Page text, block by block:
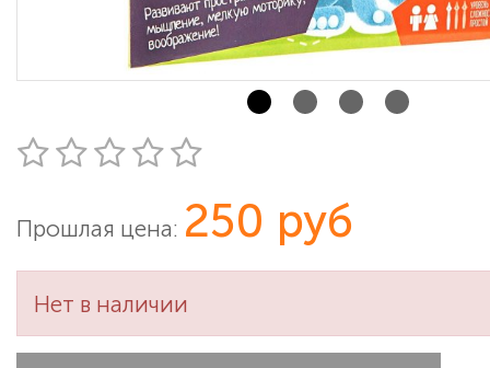
Прошлая цена: 250 руб
Нет в наличии